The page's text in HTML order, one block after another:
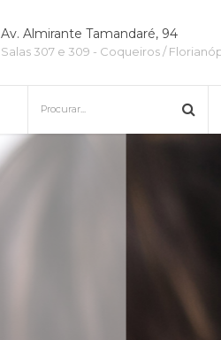
Av. Almirante Tamandaré, 94
Salas 307 e 309 - Coqueiros /